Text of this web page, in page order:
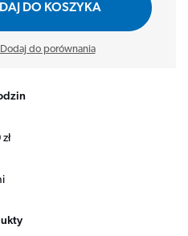
DO KOSZYKA
Dodaj do porównania